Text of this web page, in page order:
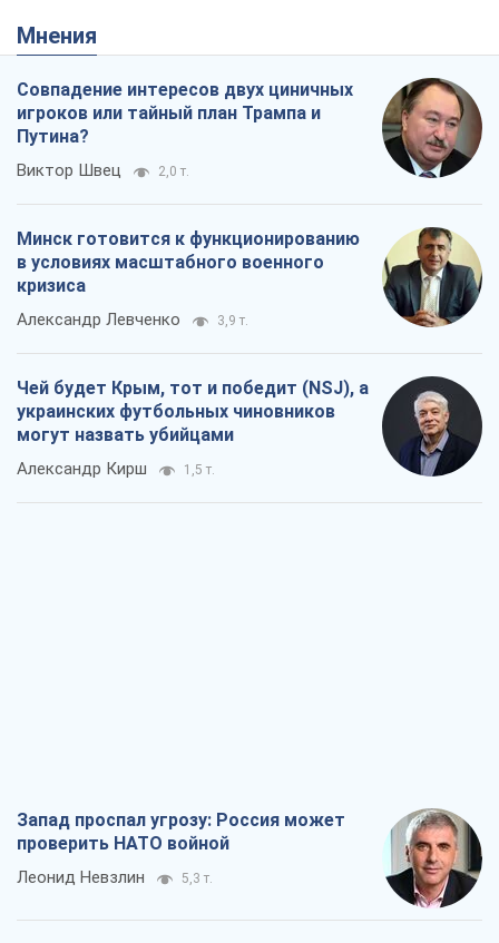
Мнения
Совпадение интересов двух циничных
игроков или тайный план Трампа и
Путина?
Виктор Швец 2,0 т.
Минск готовится к функционированию
в условиях масштабного военного
кризиса
Александр Левченко 3,9 т.
Чей будет Крым, тот и победит (NSJ), а
украинских футбольных чиновников
могут назвать убийцами
Александр Кирш 1,5 т.
Запад проспал угрозу: Россия может
проверить НАТО войной
Леонид Невзлин 5,3 т.